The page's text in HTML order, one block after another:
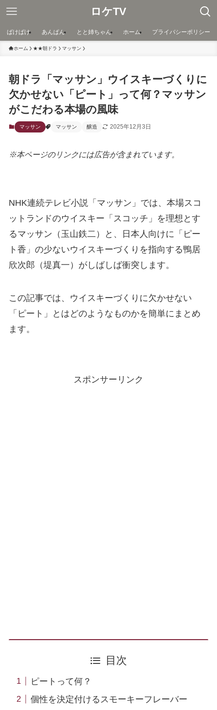
ロケTV
ばけばけ あんぱん とと姉ちゃん ホーム プライバシーポリシー
ホーム ★★朝ドラ マッサン
朝ドラ「マッサン」ウイスキーづくりに
欠かせない「ピート」って何？マッサン
がこだわる本場の風味
マッサン マッサン 醸造 2025年12月3日
※本ページのリンクには広告が含まれています。
NHK連続テレビ小説「マッサン」では、本場スコ
ットランドのウイスキー「スコッチ」を理想とす
るマッサン（玉山鉄二）と、日本人向けに「ピー
ト香」の少ないウイスキーづくりを指向する鴨居
欣次郎（堤真一）がしばしば衝突します。
この記事では、ウイスキーづくりに欠かせない
「ピート」とはどのようなものかを簡単にまとめ
ます。
スポンサーリンク
目次
ピートって何？
個性を決定付けるスモーキーフレーバー